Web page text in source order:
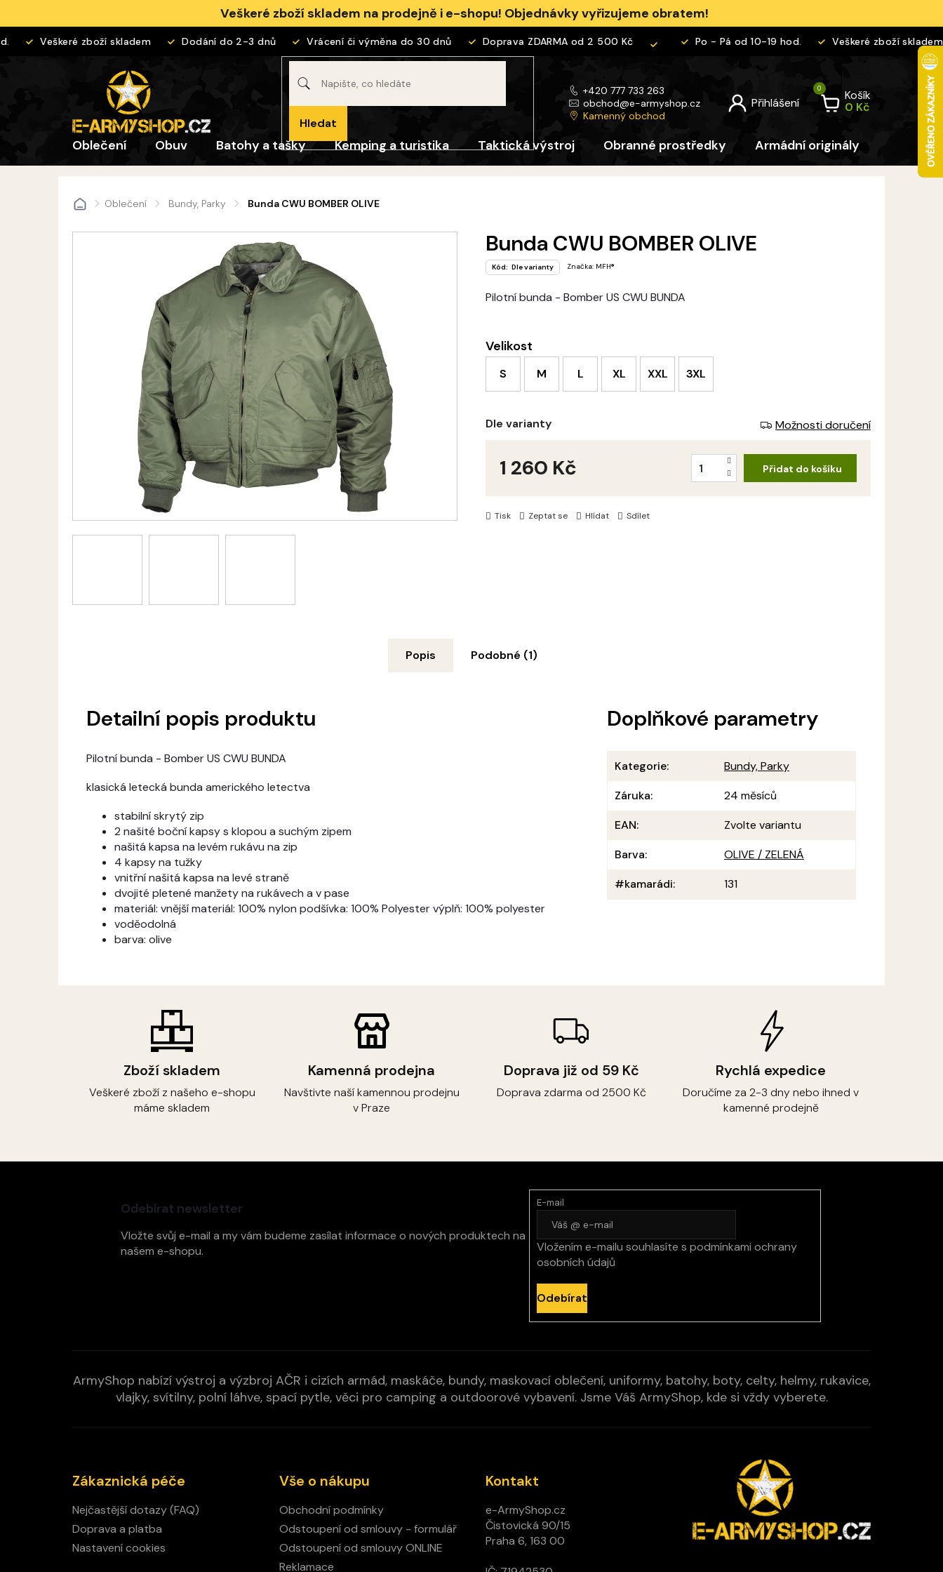
obsah
Veškeré zboží skladem na prodejně i e-shopu! Objednávky vyřizujeme obratem!
Veškeré zboží skladem Dodání do 2-3 dnů Vrácení či výměna do 30 dnů Doprava ZDARMA od 2 500 Kč Po - Pá od 10-19 hod. Veškeré zboží skladem
Hledat
+420 777 733 263
obchod@e-armyshop.cz
Kamenný obchod
Košík
Oblečení Obuv Batohy a tašky Kemping a turistika Taktická výstroj Obranné prostředky Armádní originály Pro děti
DomůOblečení Bundy, Parky Bunda CWU BOMBER OLIVE
Velikost
S M L XL XXL 3XL
Pilotní bunda - Bomber US CWU BUNDA
Tisk Zeptat se Hlídat Sdílet
Bunda CWU BOMBER OLIVE
Kód: Dle varianty Značka: MFH®
Dle varianty Možnosti doručení
1 260 Kč Přidat do košíku
Zboží skladem
Veškeré zboží z našeho e-shopu
máme skladem
Kamenná prodejna
Navštivte naší kamennou prodejnu
v Praze
Doprava již od 59 Kč
Doprava zdarma od 2500 Kč
Rychlá expedice
Doručíme za 2-3 dny nebo ihned v
kamenné prodejně
Popis Podobné (1)
Detailní popis produktu
Pilotní bunda - Bomber US CWU BUNDA
klasická letecká bunda amerického letectva
stabilní skrytý zip
2 našité boční kapsy s klopou a suchým zipem
našitá kapsa na levém rukávu na zip
4 kapsy na tužky
vnitřní našitá kapsa na levé straně
dvojité pletené manžety na rukávech a v pase
materiál: vnější materiál: 100% nylon podšívka: 100% Polyester výplň: 100% polyester
voděodolná
barva: olive
Doplňkové parametry
Kategorie:
Bundy, Parky
Záruka:
24 měsíců
EAN:
Zvolte variantu
Barva:
OLIVE / ZELENÁ
#kamarádi: 131
Odebírat newsletter
Vložte svůj e-mail a my vám budeme zasílat informace o nových produktech na
našem e-shopu.
E-mail
Vložením e-mailu souhlasíte s podmínkami ochrany
osobních údajů
Odebírat
ArmyShop nabízí výstroj a výzbroj AČR i cizích armád, maskáče, bundy, maskovací oblečení, uniformy, batohy, boty, celty, helmy, rukavice,
vlajky, svítilny, polní láhve, spací pytle, věci pro camping a outdoorové vybavení. Jsme Váš ArmyShop, kde si vždy vyberete.
Zákaznická péče
Nejčastější dotazy (FAQ)
Doprava a platba
Nastavení cookies
Vše o nákupu
Obchodní podmínky
Odstoupení od smlouvy - formulář
Odstoupení od smlouvy ONLINE
Reklamace
Kontakt
e-ArmyShop.cz
Čistovická 90/15
Praha 6, 163 00